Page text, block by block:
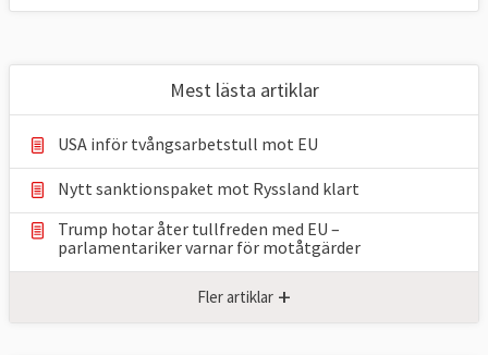
Mest lästa artiklar
USA inför tvångsarbetstull mot EU
Nytt sanktionspaket mot Ryssland klart
Trump hotar åter tullfreden med EU –
parlamentariker ⁠varnar för motåtgärder
Fler artiklar +